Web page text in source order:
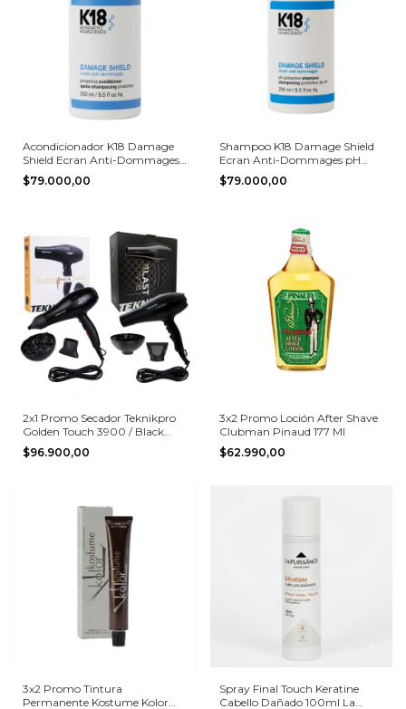
Acondicionador K18 Damage
Shield Ecran Anti-Dommages
pH Protective 250 ml
$79.000,00
Shampoo K18 Damage Shield
Ecran Anti-Dommages pH
Protective 250 ml
$79.000,00
2x1 Promo Secador Teknikpro
Golden Touch 3900 / Black
Blast
$96.900,00
3x2 Promo Loción After Shave
Clubman Pinaud 177 Ml
$62.990,00
3x2 Promo Tintura
Permanente Kostume Kolor
Spray Final Touch Keratine
Cabello Dañado 100ml La